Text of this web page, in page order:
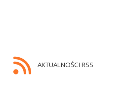
AKTUALNOŚCI RSS